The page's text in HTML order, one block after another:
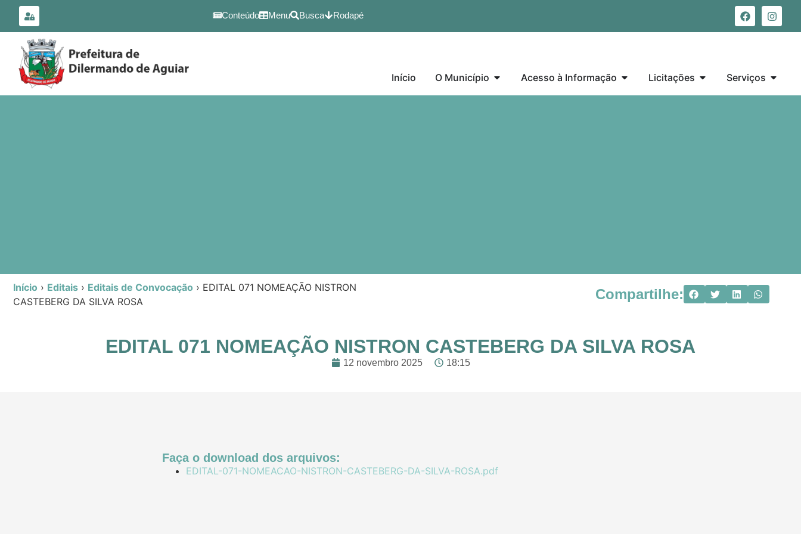
conteúdo
Conteúdo Menu Busca Rodapé
Início O Município Acesso à Informação Licitações Serviços
Início › Editais › Editais de Convocação › EDITAL 071 NOMEAÇÃO NISTRON
CASTEBERG DA SILVA ROSA
Compartilhe:
EDITAL 071 NOMEAÇÃO NISTRON CASTEBERG DA SILVA ROSA
12 novembro 2025 18:15
Faça o download dos arquivos:
EDITAL-071-NOMEACAO-NISTRON-CASTEBERG-DA-SILVA-ROSA.pdf